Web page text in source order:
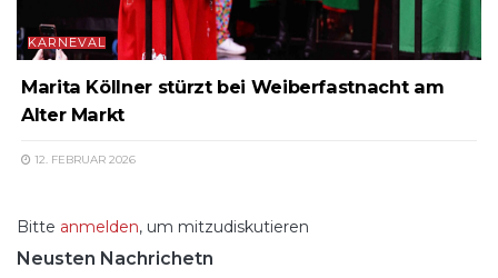
KARNEVAL
Marita Köllner stürzt bei Weiberfastnacht am
Alter Markt
12. FEBRUAR 2026
Bitte anmelden, um mitzudiskutieren
Neusten Nachrichetn